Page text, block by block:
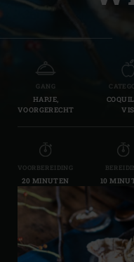
GANG
HAPJE,
VOORGERECHT
VIS
VOORBEREIDING
20 MINUTEN 10